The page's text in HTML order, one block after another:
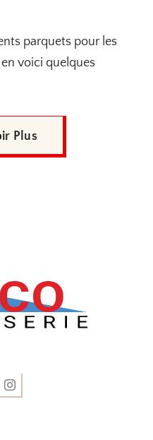
parquets pour les
voici quelques
Plus